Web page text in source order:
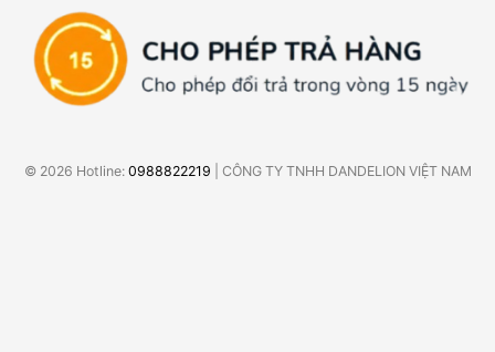
© 2026 Hotline: 0988822219 | CÔNG TY TNHH DANDELION VIỆT NAM